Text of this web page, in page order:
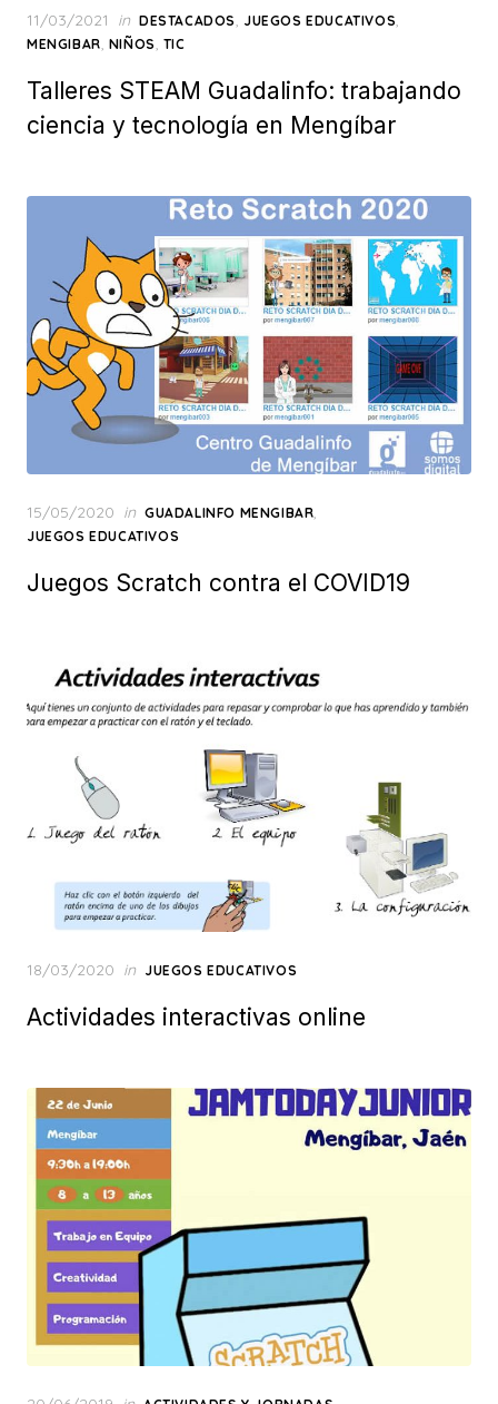
Posted
on
11/03/2021 in DESTACADOS, JUEGOS EDUCATIVOS,
MENGIBAR, NIÑOS, TIC
Talleres STEAM Guadalinfo: trabajando
ciencia y tecnología en Mengíbar
Posted
on
15/05/2020 in GUADALINFO MENGIBAR,
JUEGOS EDUCATIVOS
Juegos Scratch contra el COVID19
Posted
18/03/2020 in JUEGOS EDUCATIVOS
Actividades interactivas online